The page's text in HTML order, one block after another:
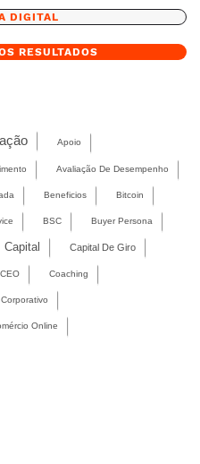
DIGITAL
RESULTADOS
Apoio
Avaliação De Desempenho
Beneficios Bitcoin
BSC Buyer Persona
Capital Capital De Giro
CEO Coaching
Online